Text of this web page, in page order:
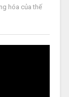
hóa của thế